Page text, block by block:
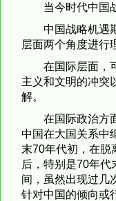
当今时代中国
中国战略机遇
层面两个角度进行
在国际层面，
主义和文明的冲突
解。
在国际政治方
中国在大国关系中
末70年代初，在脱
后，特别是70年代
间，虽然出现过几
针对中国的倾向或